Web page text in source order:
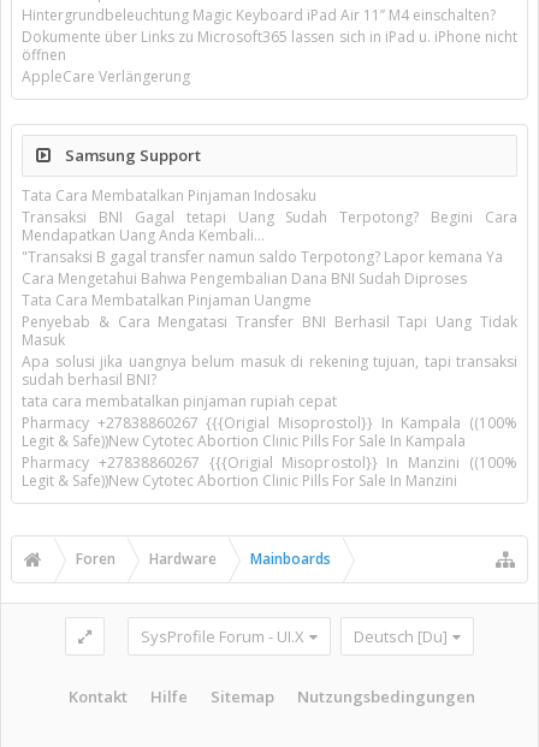
Hintergrundbeleuchtung Magic Keyboard iPad Air 11’’ M4 einschalten?
Dokumente über Links zu Microsoft365 lassen sich in iPad u. iPhone nicht
öffnen
AppleCare Verlängerung
Samsung Support
Tata Cara Membatalkan Pinjaman Indosaku
Transaksi BNI Gagal tetapi Uang Sudah Terpotong? Begini Cara
Mendapatkan Uang Anda Kembali...
"Transaksi B gagal transfer namun saldo Terpotong? Lapor kemana Ya
Cara Mengetahui Bahwa Pengembalian Dana BNI Sudah Diproses
Tata Cara Membatalkan Pinjaman Uangme
Penyebab & Cara Mengatasi Transfer BNI Berhasil Tapi Uang Tidak
Masuk
Apa solusi jika uangnya belum masuk di rekening tujuan, tapi transaksi
sudah berhasil BNI?
tata cara membatalkan pinjaman rupiah cepat
Pharmacy +27838860267 {{{Origial Misoprostol}} In Kampala ((100%
Legit & Safe))New Cytotec Abortion Clinic Pills For Sale In Kampala
Pharmacy +27838860267 {{{Origial Misoprostol}} In Manzini ((100%
Legit & Safe))New Cytotec Abortion Clinic Pills For Sale In Manzini
Foren Hardware Mainboards
SysProfile Forum - UI.X Deutsch [Du]
Kontakt Hilfe Sitemap Nutzungsbedingungen